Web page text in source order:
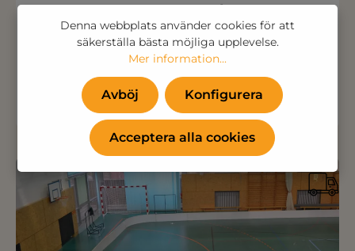
Bara 1 073,75 kr
(859,00 kr Exkl. MOMS )
Lägg till i kundvagnen
Denna webbplats använder cookies för att
säkerställa bästa möjliga upplevelse.
Mer information...
Avböj Konfigurera
Acceptera alla cookies